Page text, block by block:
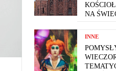
NA
INNE